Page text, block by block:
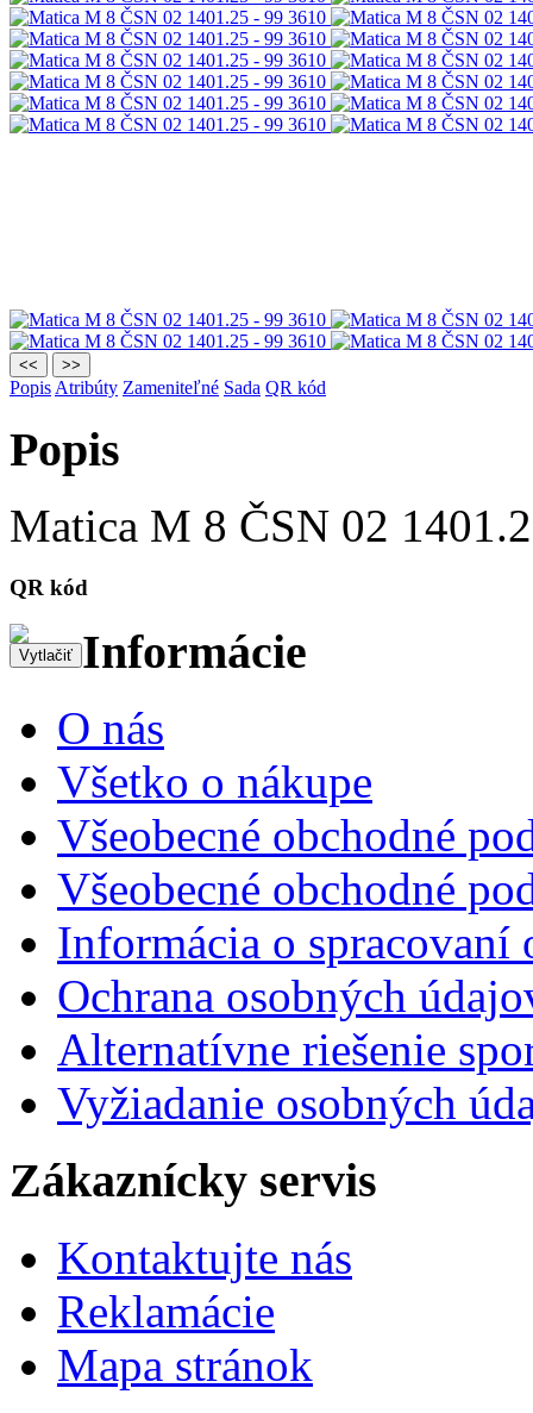
<< >>
Popis Atribúty Zameniteľné Sada QR kód
Popis
Matica M 8 ČSN 02
QR kód
Informácie
O nás
Všetko o nákupe
Všeobecné obchodné
Všeobecné obchodné
Informácia o spracovaní
Ochrana osobných
Alternatívne riešenie
Vyžiadanie osobných
Zákaznícky servis
Kontaktujte nás
Reklamácie
Mapa stránok